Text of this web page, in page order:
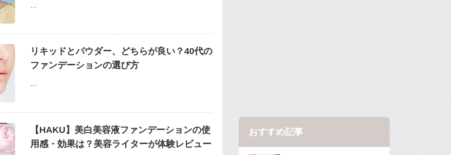
…
リキッドとパウダー、どちらが良い？40代の
ファンデーションの選び方
…
【HAKU】美白美容液ファンデーションの使
用感・効果は？美容ライターが体験レビュー
おすすめ記事